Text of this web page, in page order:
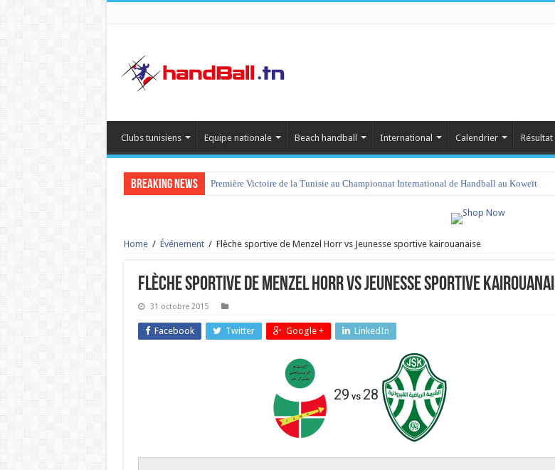
Clubs tunisiens Equipe nationale Beach handball International Calendrier
Breaking News Première Victoire de la Tunisie au Championnat International de Handball au Koweït
Home / Événement / Flèche sportive de Menzel Horr vs Jeunesse sportive kairouanaise
Flèche sportive de Menzel Horr vs Jeunesse sportive
31 octobre 2015
Facebook Twitter Google + LinkedIn
29 vs 28